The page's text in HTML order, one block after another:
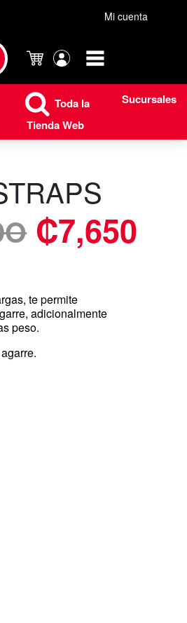
Mi cuenta
Carrito
cuenta
Toda la
Tienda Web
Sucursales
₡7,650
te permite
adicionalmente
peso.